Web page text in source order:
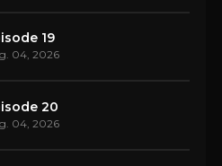
19
04, 2026
20
04, 2026